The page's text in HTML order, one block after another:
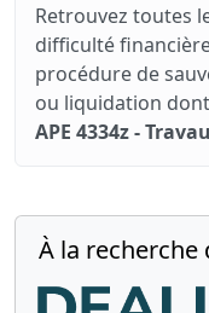
Retrouvez toutes
difficulté
procédure de
ou liquidation
APE 4334z -
À la